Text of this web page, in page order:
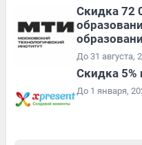
Скидка 72
До 31 августа,
Скидка 5%
До 1 января,